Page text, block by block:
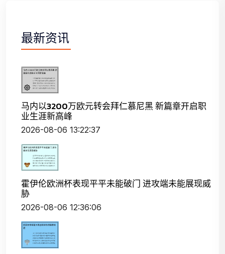
最新资讯
马内以3200万欧元转会拜仁慕尼黑 新篇章开启职
业生涯新高峰
2026-08-06 13:22:37
霍伊伦欧洲杯表现平平未能破门 进攻端未能展现威
胁
2026-08-06 12:36:06